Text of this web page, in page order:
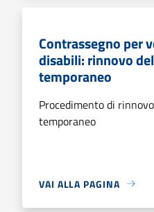
Contrassegno per
disabili: rinnovo
temporaneo
Procedimento di
temporaneo
VAI ALLA PAGINA